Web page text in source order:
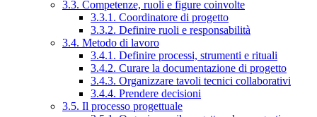
3.3. Competenze, ruoli e figure coinvolte
3.3.1. Coordinatore di progetto
3.3.2. Definire ruoli e responsabilità
3.4. Metodo di lavoro
3.4.1. Definire processi, strumenti e rituali
3.4.2. Curare la documentazione di progetto
3.4.3. Organizzare tavoli tecnici collaborativi
3.4.4. Prendere decisioni
3.5. Il processo progettuale